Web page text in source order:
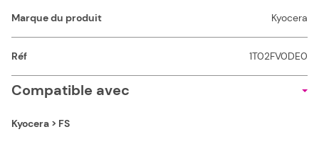
Marque du produit Kyocera
Réf 1T02FV0DE0
Compatible avec
Kyocera > FS